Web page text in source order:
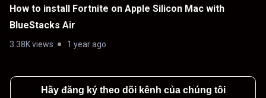
How to install Fortnite on Apple Silicon Mac with
BlueStacks Air
3.38K views 1 year ago
Hãy đăng ký theo dõi kênh của chúng tôi